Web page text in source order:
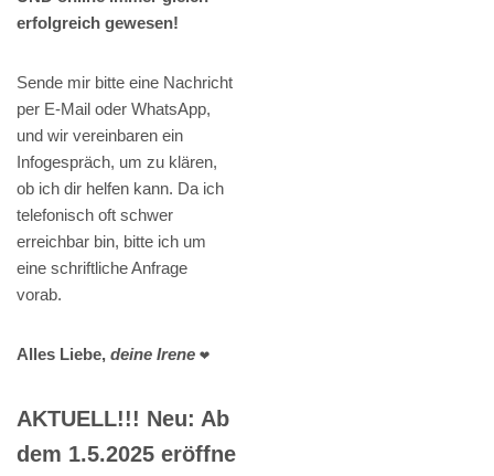
erfolgreich gewesen!
Sende mir bitte eine Nachricht
per E-Mail oder WhatsApp,
und wir vereinbaren ein
Infogespräch, um zu klären,
ob ich dir helfen kann. Da ich
telefonisch oft schwer
erreichbar bin, bitte ich um
eine schriftliche Anfrage
vorab.
Alles Liebe, deine Irene ❤️
AKTUELL!!! Neu: Ab
dem 1.5.2025 eröffne